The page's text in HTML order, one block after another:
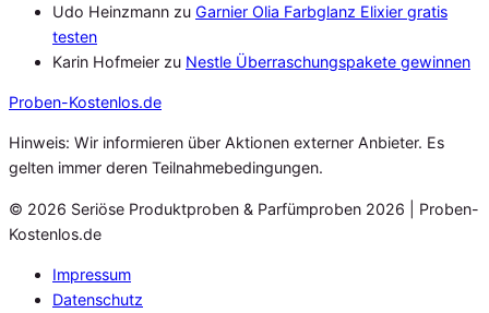
Udo Heinzmann zu Garnier Olia Farbglanz Elixier gratis
testen
Karin Hofmeier zu Nestle Überraschungspakete gewinnen
Proben-Kostenlos.de
Hinweis: Wir informieren über Aktionen externer Anbieter. Es
gelten immer deren Teilnahmebedingungen.
© 2026 Seriöse Produktproben & Parfümproben 2026 | Proben-
Kostenlos.de
Impressum
Datenschutz